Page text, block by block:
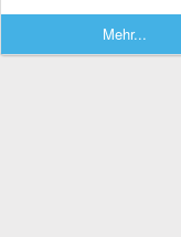
Mehr...